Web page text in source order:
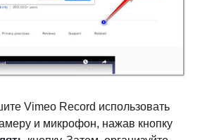
Vimeo Record использовать
и микрофон, нажав кнопку